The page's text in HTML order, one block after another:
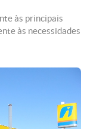
às principais
às necessidades